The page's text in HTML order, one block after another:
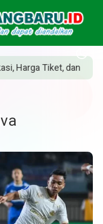
Tiket, dan Cara Belinya